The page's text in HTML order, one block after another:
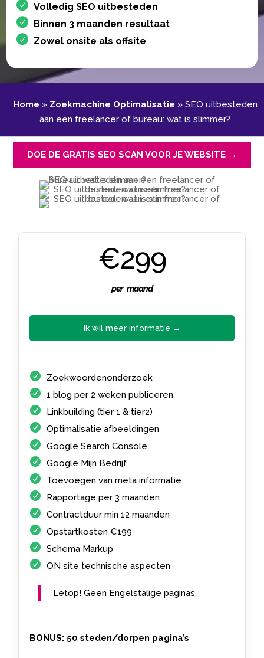
Volledig SEO uitbesteden
Binnen 3 maanden resultaat
Zowel onsite als offsite
Home » Zoekmachine Optimalisatie » SEO uitbesteden
aan een freelancer of bureau: wat is slimmer?
DOE DE GRATIS SEO SCAN VOOR JE WEBSITE →
€299
per maand
Ik wil meer informatie →
Zoekwoordenonderzoek
1 blog per 2 weken publiceren
Linkbuilding (tier 1 & tier2)
Optimalisatie afbeeldingen
Google Search Console
Google Mijn Bedrijf
Toevoegen van meta informatie
Rapportage per 3 maanden
Contractduur min 12 maanden
Opstartkosten €199
Schema Markup
ON site technische aspecten
Letop! Geen Engelstalige paginas
BONUS: 50 steden/dorpen pagina’s